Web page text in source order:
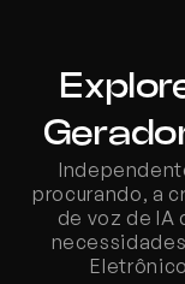
procurando, a
de voz de IA